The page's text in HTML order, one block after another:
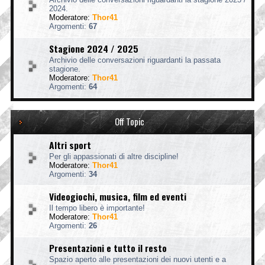
2024.
Moderatore: Thor41
Argomenti: 67
Stagione 2024 / 2025
Archivio delle conversazioni riguardanti la passata
stagione.
Moderatore: Thor41
Argomenti: 64
Off Topic
Altri sport
Per gli appassionati di altre discipline!
Moderatore: Thor41
Argomenti: 34
Videogiochi, musica, film ed eventi
Il tempo libero è importante!
Moderatore: Thor41
Argomenti: 26
Presentazioni e tutto il resto
Spazio aperto alle presentazioni dei nuovi utenti e a